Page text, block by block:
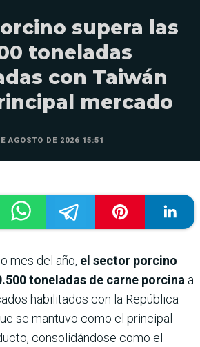
supera las
toneladas
con Taiwán
mercado
AGOSTO DE 2026 15:51
mes del año, el sector porcino
toneladas de carne porcina a
habilitados con la República
se mantuvo como el principal
consolidándose como el